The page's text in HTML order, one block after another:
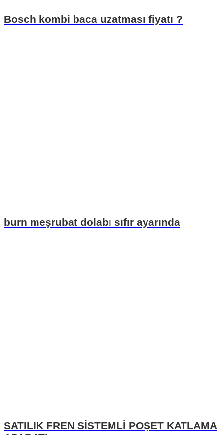
Bosch kombi baca uzatması fiyatı ?
burn meşrubat dolabı sıfır ayarında
SATILIK FREN SİSTEMLİ POŞET KATLAMA